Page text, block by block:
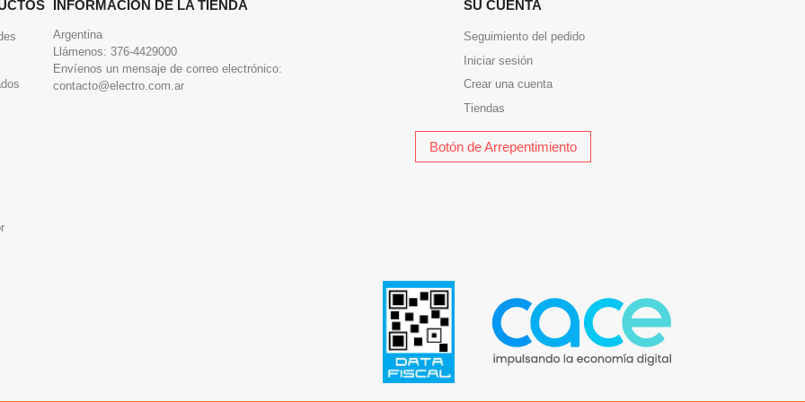
INFORMACIÓN DE LA TIENDA
Argentina
Llámenos: 376-4429000
Envíenos un mensaje de correo electrónico:
contacto@electro.com.ar
SU CUENTA
Seguimiento del pedido
Iniciar sesión
Crear una cuenta
Tiendas
Botón de Arrepentimiento